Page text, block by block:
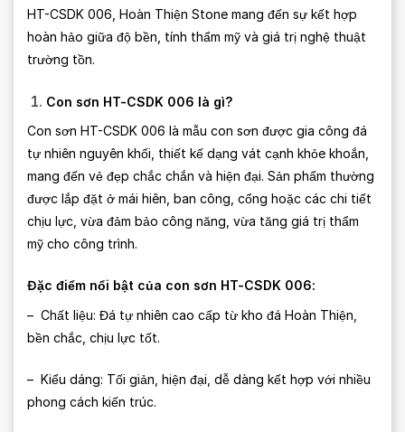
HT-CSDK 006, Hoàn Thiện Stone mang đến sự kết hợp
hoàn hảo giữa độ bền, tính thẩm mỹ và giá trị nghệ thuật
trường tồn.
Con sơn HT-CSDK 006 là gì?
Con sơn HT-CSDK 006 là mẫu con sơn được gia công đá
tự nhiên nguyên khối, thiết kế dạng vát cạnh khỏe khoắn,
mang đến vẻ đẹp chắc chắn và hiện đại. Sản phẩm thường
được lắp đặt ở mái hiên, ban công, cổng hoặc các chi tiết
chịu lực, vừa đảm bảo công năng, vừa tăng giá trị thẩm
mỹ cho công trình.
Đặc điểm nổi bật của con sơn HT-CSDK 006:
– Chất liệu: Đá tự nhiên cao cấp từ kho đá Hoàn Thiện,
bền chắc, chịu lực tốt.
– Kiểu dáng: Tối giản, hiện đại, dễ dàng kết hợp với nhiều
phong cách kiến trúc.